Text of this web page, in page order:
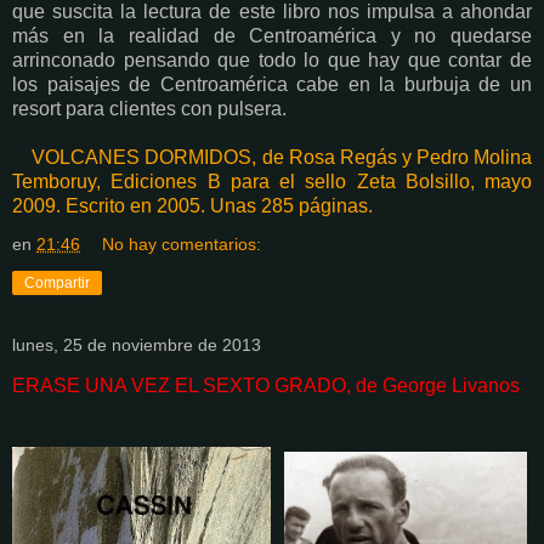
que suscita la lectura de este libro nos impulsa a ahondar
más en la realidad de Centroamérica y no quedarse
arrinconado pensando que todo lo que hay que contar de
los paisajes de Centroamérica cabe en la burbuja de un
resort para clientes con pulsera.
VOLCANES DORMIDOS, de Rosa Regás y Pedro Molina
Temboruy, Ediciones B para el sello Zeta Bolsillo, mayo
2009. Escrito en 2005. Unas 285 páginas.
en 21:46 No hay comentarios:
Compartir
lunes, 25 de noviembre de 2013
ERASE UNA VEZ EL SEXTO GRADO, de George Livanos